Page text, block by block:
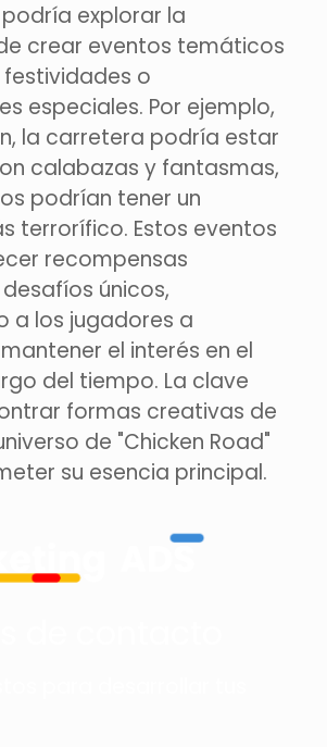
explorar la
crear eventos temáticos
o
especiales. Por ejemplo,
la carretera podría estar
calabazas y fantasmas,
podrían tener un
terrorífico. Estos eventos
recompensas
únicos,
a los jugadores a
el interés en el
del tiempo. La clave
formas creativas de
de "Chicken Road"
su esencia principal.